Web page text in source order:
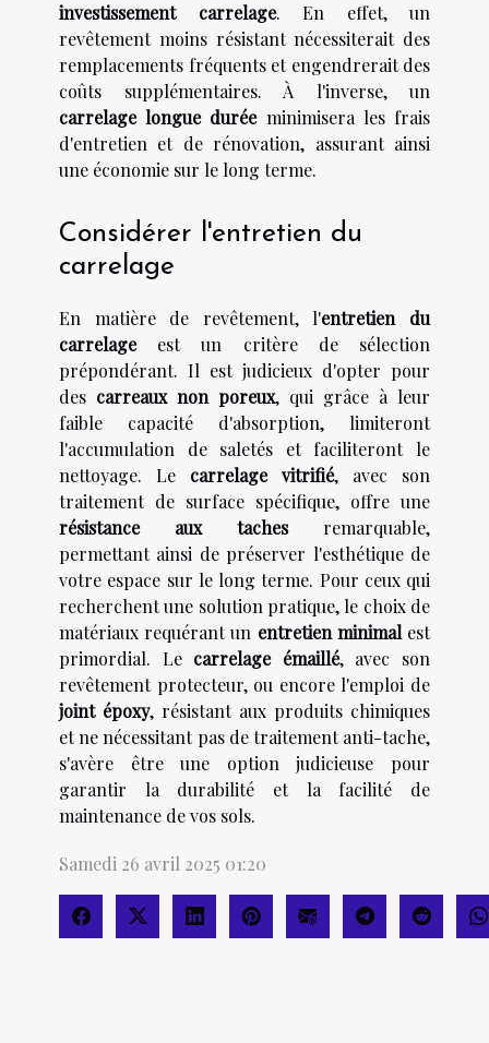
investissement carrelage. En effet, un
revêtement moins résistant nécessiterait des
remplacements fréquents et engendrerait des
coûts supplémentaires. À l'inverse, un
carrelage longue duréeminimisera les frais
d'entretien et de rénovation, assurant ainsi
une économie sur le long terme.
Considérer l'entretien du
carrelage
En matière de revêtement, l'entretien du
carrelageest un critère de sélection
prépondérant. Il est judicieux d'opter pour
des carreaux non poreux, qui grâce à leur
faible capacité d'absorption, limiteront
l'accumulation de saletés et faciliteront le
nettoyage. Le carrelage vitrifié, avec son
traitement de surface spécifique, offre une
résistance aux tachesremarquable,
permettant ainsi de préserver l'esthétique de
votre espace sur le long terme. Pour ceux qui
recherchent une solution pratique, le choix de
matériaux requérant un entretien minimalest
primordial. Le carrelage émaillé, avec son
revêtement protecteur, ou encore l'emploi de
joint époxy, résistant aux produits chimiques
et ne nécessitant pas de traitement anti-tache,
s'avère être une option judicieuse pour
garantir la durabilité et la facilité de
maintenance de vos sols.
Samedi 26 avril 2025 01:20